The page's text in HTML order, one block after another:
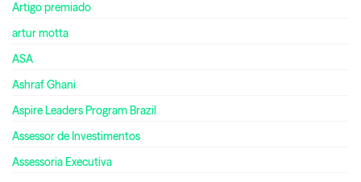
Artigo premiado
artur motta
ASA
Ashraf Ghani
Aspire Leaders Program Brazil
Assessor de Investimentos
Assessoria Executiva